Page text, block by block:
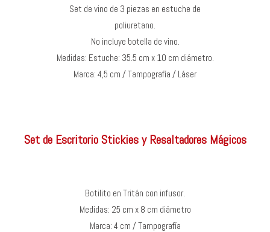
Set de vino de 3 piezas en estuche de
poliuretano.
No incluye botella de vino.
Medidas: Estuche: 35.5 cm x 10 cm diámetro.
Marca: 4,5 cm / Tampografía / Láser
Set de Escritorio Stickies y Resaltadores Mágicos
Botilito en Tritán con infusor.
Medidas: 25 cm x 8 cm diámetro
Marca: 4 cm / Tampografía